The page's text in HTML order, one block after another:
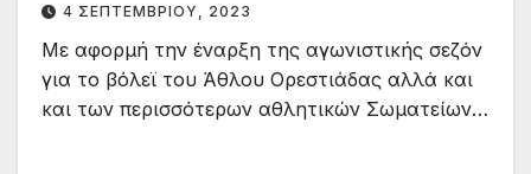
4 ΣΕΠΤΕΜΒΡΊΟΥ, 2023
Με αφορμή την έναρξη της αγωνιστικής σεζόν
για το βόλεϊ του Άθλου Ορεστιάδας αλλά και
και των περισσότερων αθλητικών Σωματείων…